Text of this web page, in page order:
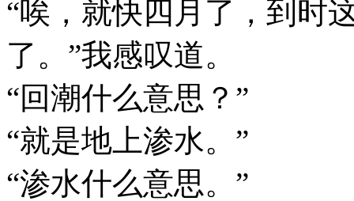
“唉，就快四月了，到时
了。”我感叹道。
“回潮什么意思？”
“就是地上渗水。”
“渗水什么意思。”